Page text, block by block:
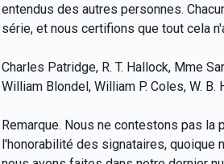
entendus des autres personnes.
série, et nous certifions que tout cela
Charles Patridge, R. T. Hallock, Mme
William Blondel, William P. Coles, W.
Remarque. Nous ne contestons pas
l'honorabilité des signataires, quoique